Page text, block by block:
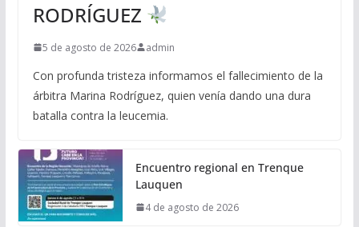
RODRÍGUEZ
5 de agosto de 2026 admin
Con profunda tristeza informamos el fallecimiento de la
árbitra Marina Rodríguez, quien venía dando una dura
batalla contra la leucemia.
Encuentro regional en Trenque
Lauquen
4 de agosto de 2026